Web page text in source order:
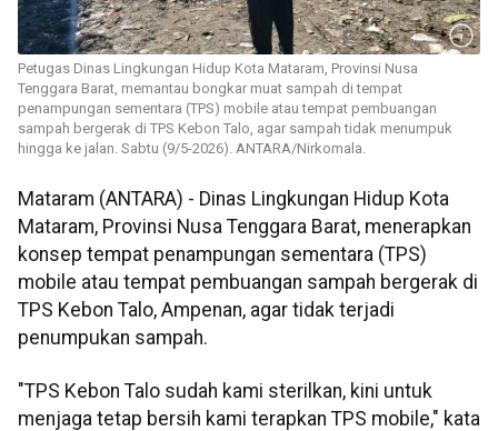
Petugas Dinas Lingkungan Hidup Kota Mataram, Provinsi Nusa
Tenggara Barat, memantau bongkar muat sampah di tempat
penampungan sementara (TPS) mobile atau tempat pembuangan
sampah bergerak di TPS Kebon Talo, agar sampah tidak menumpuk
hingga ke jalan. Sabtu (9/5-2026). ANTARA/Nirkomala.
Mataram (ANTARA) - Dinas Lingkungan Hidup Kota
Mataram, Provinsi Nusa Tenggara Barat, menerapkan
konsep tempat penampungan sementara (TPS)
mobile atau tempat pembuangan sampah bergerak di
TPS Kebon Talo, Ampenan, agar tidak terjadi
penumpukan sampah.
"TPS Kebon Talo sudah kami sterilkan, kini untuk
menjaga tetap bersih kami terapkan TPS mobile," kata